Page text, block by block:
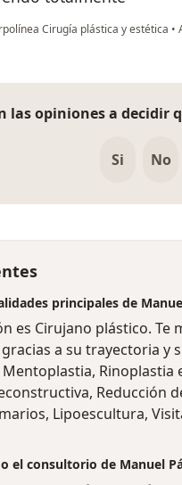
Cirugía plástica y estética •
las opiniones a decidir
Si No
principales de
es Cirujano plástico. Te
a su trayectoria y
Rinoplastia
Reducción
Lipoescultura,
el consultorio de Manuel